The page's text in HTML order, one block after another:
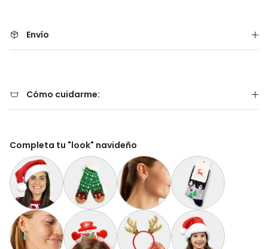
Envío
Cómo cuidarme:
Completa tu "look" navideño
Gorro Navideño Santa Claus Suave y Gordito para Adultos
Calcetas Navideñas Afelpadas Verdes Cenefas
Aretes de Navidad Bastón de
Calcetines Navideñas